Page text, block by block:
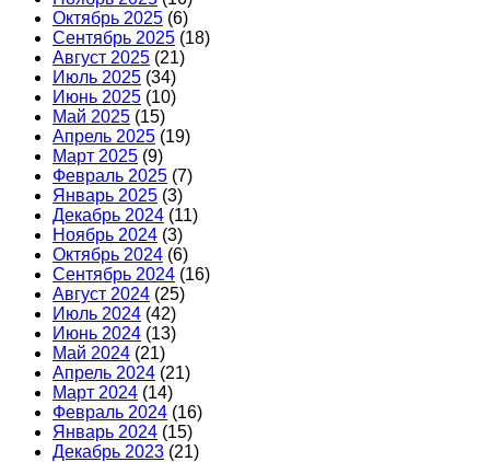
Октябрь 2025 (6)
Сентябрь 2025 (18)
Август 2025 (21)
Июль 2025 (34)
Июнь 2025 (10)
Май 2025 (15)
Апрель 2025 (19)
Март 2025 (9)
Февраль 2025 (7)
Январь 2025 (3)
Декабрь 2024 (11)
Ноябрь 2024 (3)
Октябрь 2024 (6)
Сентябрь 2024 (16)
Август 2024 (25)
Июль 2024 (42)
Июнь 2024 (13)
Май 2024 (21)
Апрель 2024 (21)
Март 2024 (14)
Февраль 2024 (16)
Январь 2024 (15)
Декабрь 2023 (21)